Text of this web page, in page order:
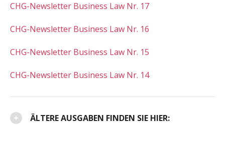
CHG-Newsletter Business Law Nr. 17
CHG-Newsletter Business Law Nr. 16
CHG-Newsletter Business Law Nr. 15
CHG-Newsletter Business Law Nr. 14
ÄLTERE AUSGABEN FINDEN SIE HIER: